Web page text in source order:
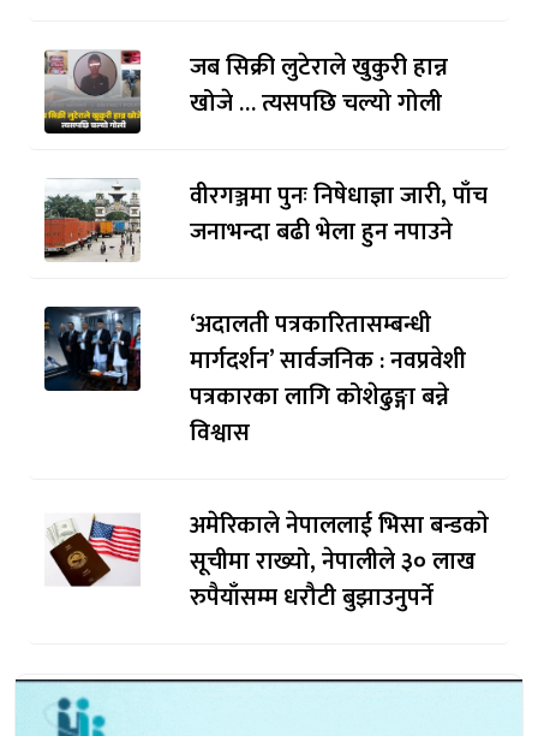
जब सिक्री लुटेराले खुकुरी हान्न
खोजे … त्यसपछि चल्यो गोली
वीरगञ्जमा पुनः निषेधाज्ञा जारी, पाँच
जनाभन्दा बढी भेला हुन नपाउने
‘अदालती पत्रकारितासम्बन्धी
मार्गदर्शन’ सार्वजनिक : नवप्रवेशी
पत्रकारका लागि कोशेढुङ्गा बन्ने
विश्वास
अमेरिकाले नेपाललाई भिसा बन्डकाे
सूचीमा राख्यो, नेपालीले ३० लाख
रुपैयाँसम्म धरौटी बुझाउनुपर्ने